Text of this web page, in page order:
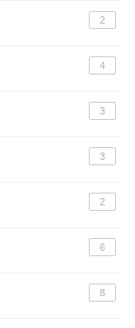
2
4
3
3
2
6
8